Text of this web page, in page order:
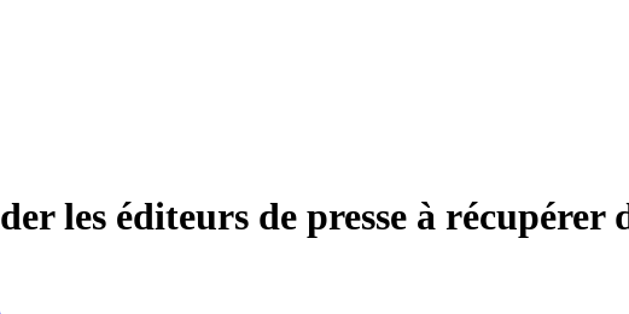
les éditeurs de presse à récupérer